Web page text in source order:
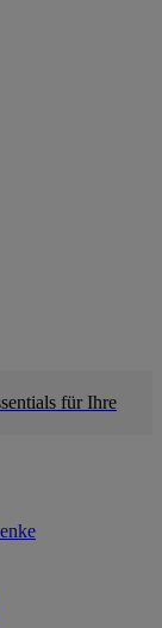
für Ihre